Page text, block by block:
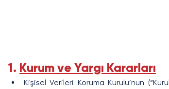
1. Kurum ve Yargı Kararları
Kişisel Verileri Koruma Kurulu’nun